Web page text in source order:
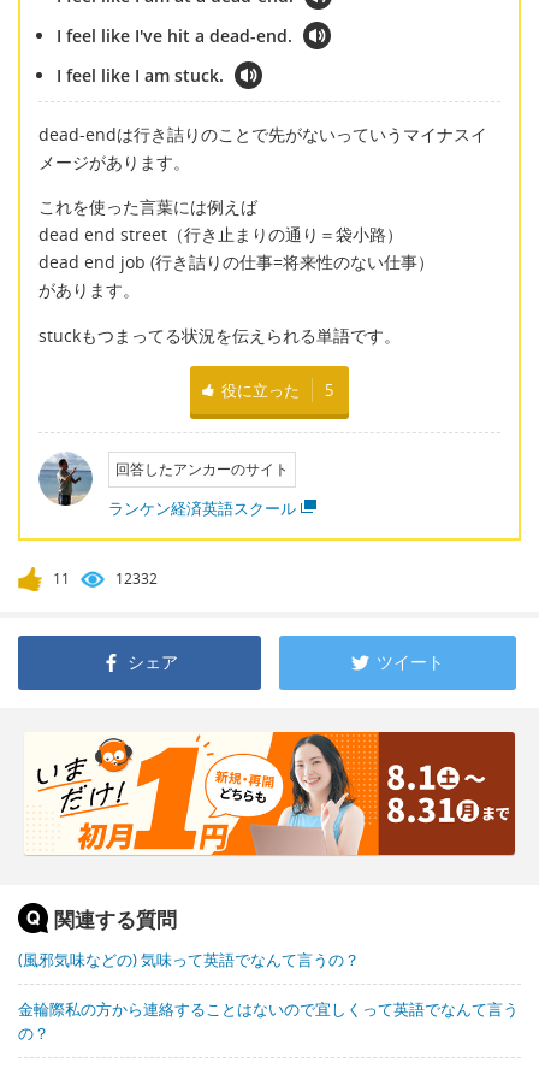
I feel like I've hit a dead-end.
I feel like I am stuck.
dead-endは行き詰りのことで先がないっていうマイナスイ
メージがあります。
これを使った言葉には例えば
dead end street（行き止まりの通り＝袋小路）
dead end job (行き詰りの仕事=将来性のない仕事）
があります。
stuckもつまってる状況を伝えられる単語です。
役に立った 5
回答したアンカーのサイト
ランケン経済英語スクール
11 12332
シェア ツイート
関連する質問
(風邪気味などの) 気味って英語でなんて言うの？
金輪際私の方から連絡することはないので宜しくって英語でなんて言う
の？